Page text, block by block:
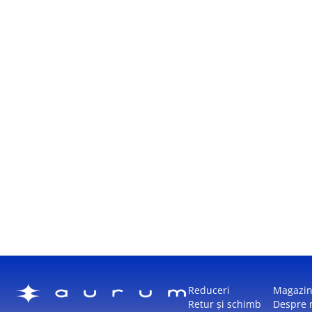
Reduceri
Retur și schimb
Despre